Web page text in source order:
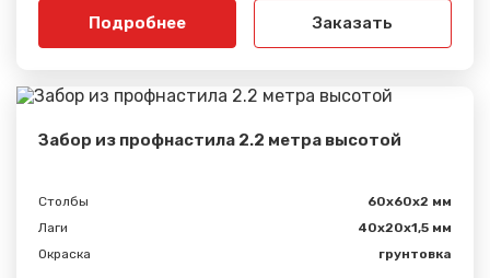
Подробнее Заказать
Забор из профнастила 2.2 метра высотой
Столбы
60х60х2 мм
Лаги
40х20х1,5 мм
Окраска
грунтовка